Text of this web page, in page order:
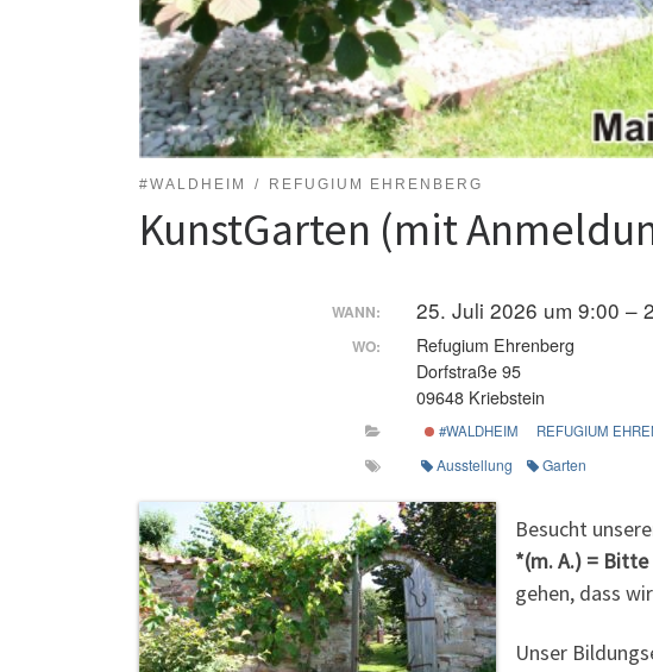
#WALDHEIM REFUGIUM EHRENBERG
KunstGarten (mit
WANN: 25. Juli 2026 um 9:00 –
WO:
Refugium Ehrenberg
Dorfstraße 95
09648 Kriebstein
#WALDHEIM REFUGIUM
Ausstellung Garten
Besucht
*(m. A.) =
gehen, dass
Unser